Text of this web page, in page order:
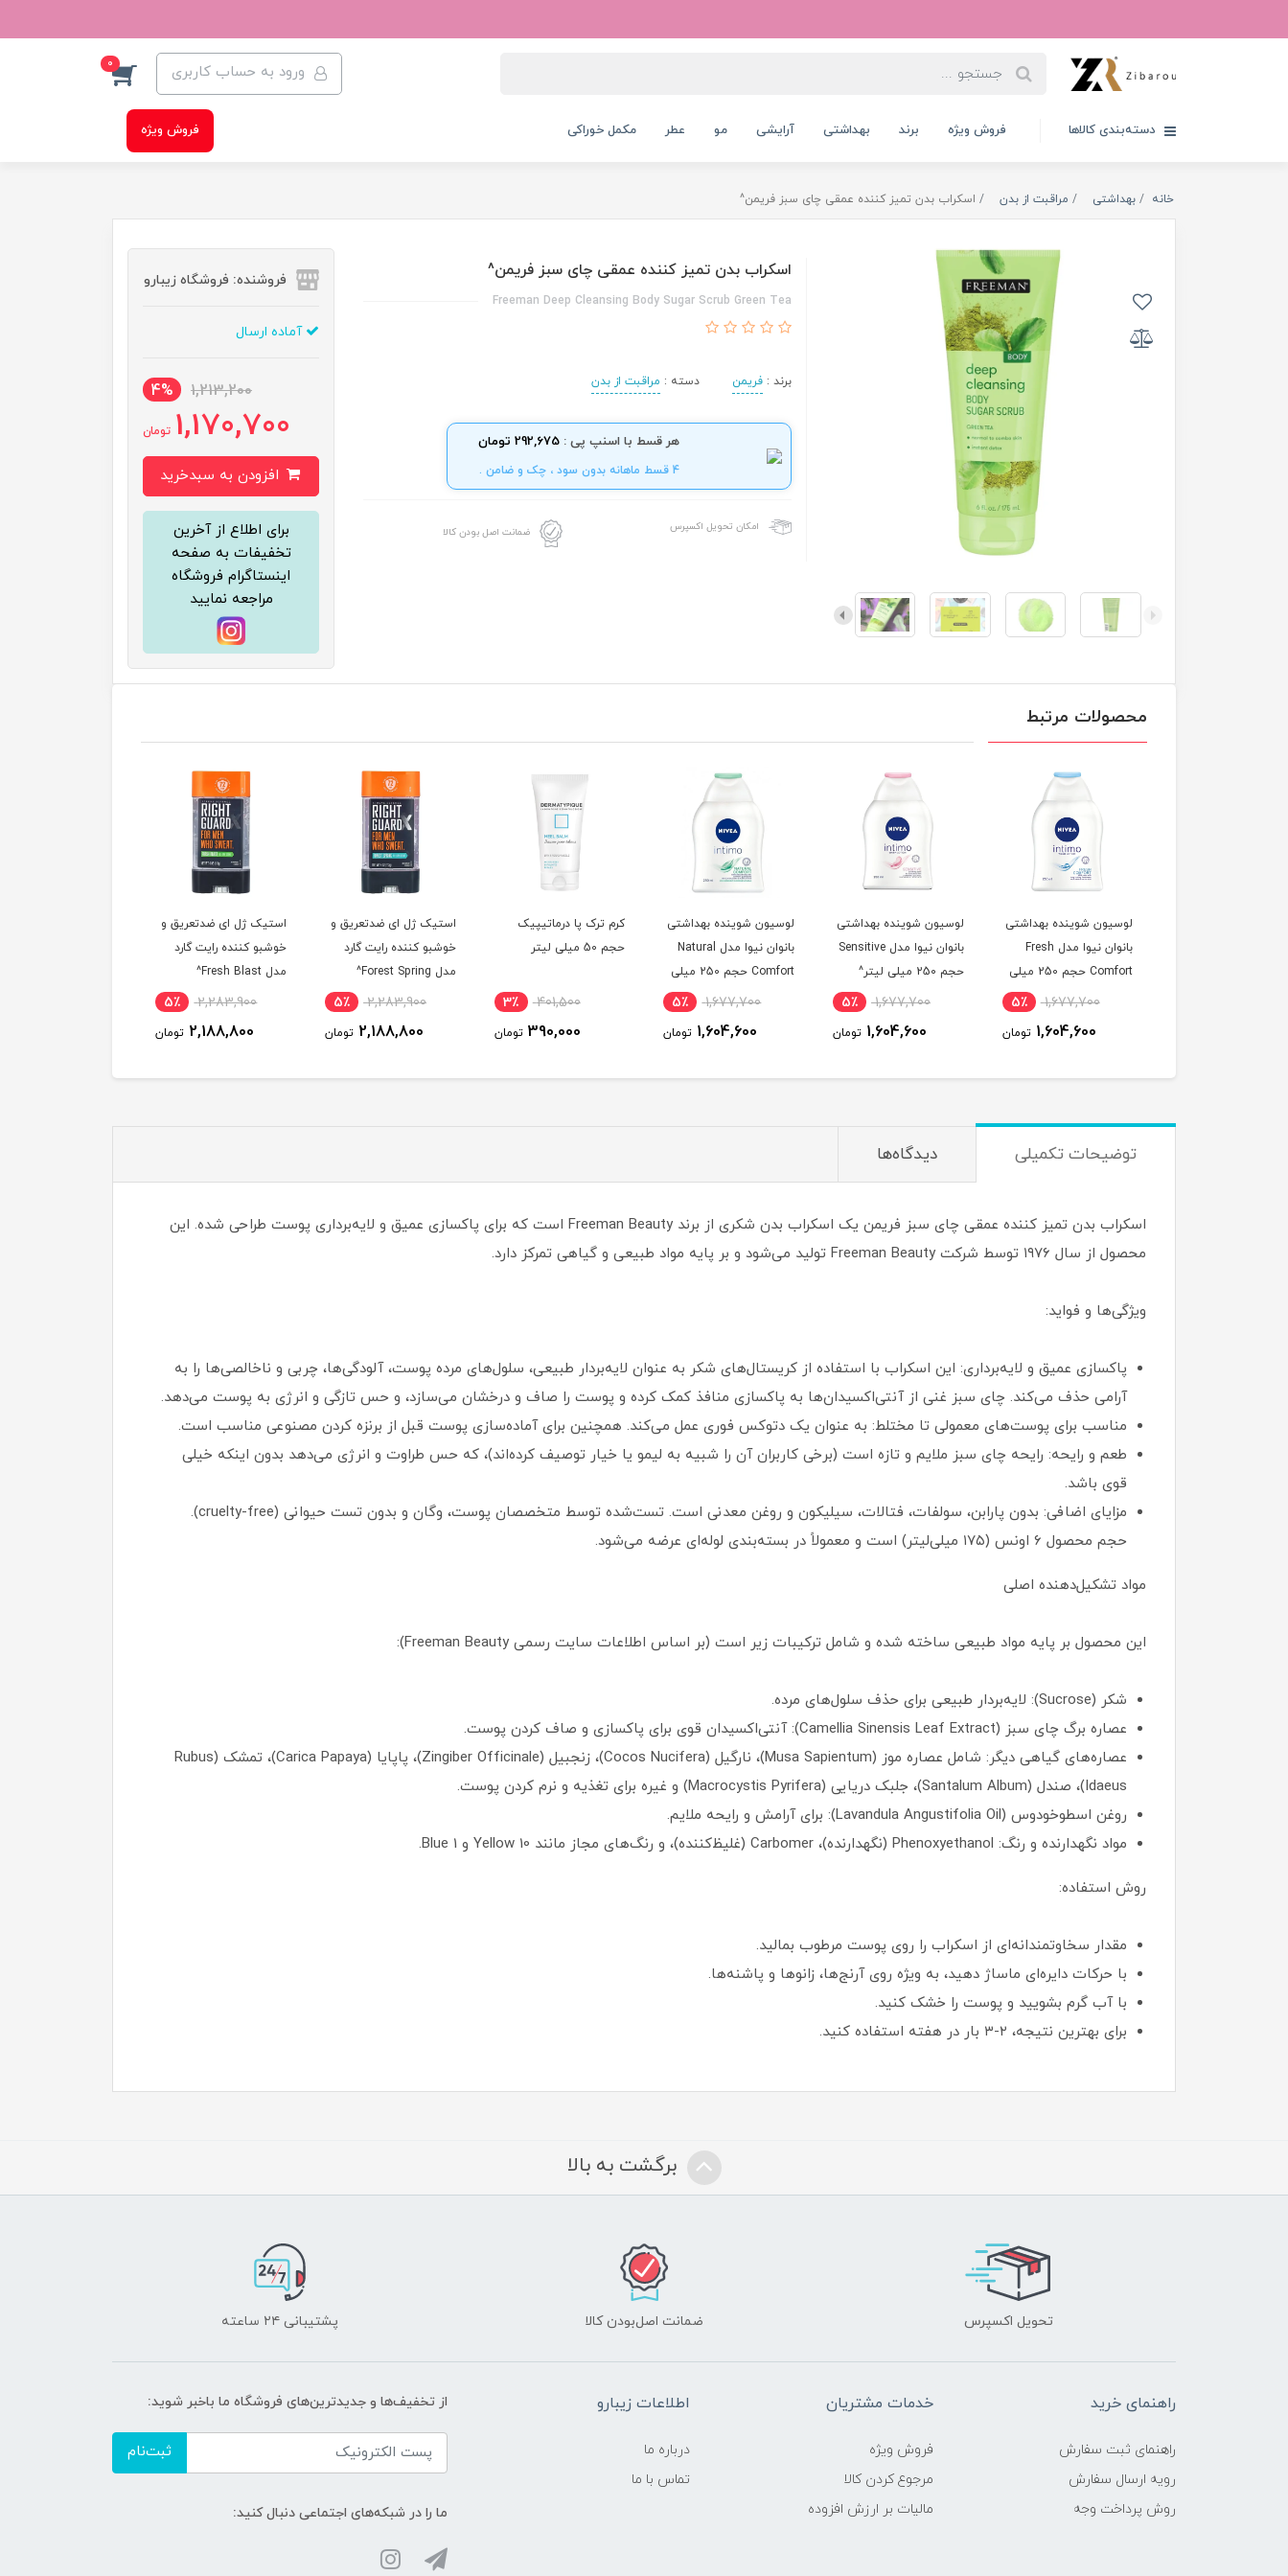
ورود به حساب کاربری 0
دسته‌بندی کالاها فروش ویژه برند بهداشتی آرایشی مو عطر مکمل خوراکی فروش ویژه
خانه بهداشتی مراقبت از بدن اسکراب بدن تمیز کننده عمقی چای سبز فریمن^
اسکراب بدن تمیز کننده عمقی چای سبز فریمن^
Freeman Deep Cleansing Body Sugar Scrub Green Tea
برند :فریمن دسته : مراقبت از بدن
هر قسط با اسنپ پی : 292,675 تومان
4 قسط ماهانه بدون سود ، چک و ضامن .
امکان تحویل اکسپرس ضمانت اصل بودن کالا
فروشنده: فروشگاه زیبارو
آماده ارسال
1,213,200
4%
1,170,700 تومان
برای اطلاع از آخرین
تخفیفات به صفحه
اینستاگرام فروشگاه
مراجعه نمایید
محصولات مرتبط
لوسیون شوینده بهداشتی
بانوان نیوا مدل Fresh
Comfort حجم 250 میلی
1,677,700 5٪
1,604,600 تومان
لوسیون شوینده بهداشتی
بانوان نیوا مدل Sensitive
حجم 250 میلی لیتر^
1,677,700 5٪
1,604,600 تومان
لوسیون شوینده بهداشتی
بانوان نیوا مدل Natural
Comfort حجم 250 میلی
1,677,700 5٪
1,604,600 تومان
کرم ترک پا درماتیپیک
حجم 50 میلی لیتر
401,500 3٪
390,000 تومان
استیک ژل ای ضدتعریق و
خوشبو کننده رایت گارد
مدل Forest Spring^
2,283,900 5٪
2,188,800 تومان
استیک ژل ای ضدتعریق و
خوشبو کننده رایت گارد
مدل Fresh Blast^
2,283,900 5٪
2,188,800 تومان
توضیحات تکمیلی دیدگاه‌ها
اسکراب بدن تمیز کننده عمقی چای سبز فریمن یک اسکراب بدن شکری از برند Freeman Beauty است که برای پاکسازی عمیق و لایه‌برداری پوست طراحی شده. این
محصول از سال ۱۹۷۶ توسط شرکت Freeman Beauty تولید می‌شود و بر پایه مواد طبیعی و گیاهی تمرکز دارد.
ویژگی‌ها و فواید:
پاکسازی عمیق و لایه‌برداری: این اسکراب با استفاده از کریستال‌های شکر به عنوان لایه‌بردار طبیعی، سلول‌های مرده پوست، آلودگی‌ها، چربی و ناخالصی‌ها را به
آرامی حذف می‌کند. چای سبز غنی از آنتی‌اکسیدان‌ها به پاکسازی منافذ کمک کرده و پوست را صاف و درخشان می‌سازد، و حس تازگی و انرژی به پوست می‌دهد.
مناسب برای پوست‌های معمولی تا مختلط: به عنوان یک دتوکس فوری عمل می‌کند. همچنین برای آماده‌سازی پوست قبل از برنزه کردن مصنوعی مناسب است.
طعم و رایحه: رایحه چای سبز ملایم و تازه است (برخی کاربران آن را شبیه به لیمو یا خیار توصیف کرده‌اند)، که حس طراوت و انرژی می‌دهد بدون اینکه خیلی
قوی باشد.
مزایای اضافی: بدون پارابن، سولفات، فتالات، سیلیکون و روغن معدنی است. تست‌شده توسط متخصصان پوست، وگان و بدون تست حیوانی (cruelty-free).
حجم محصول ۶ اونس (۱۷۵ میلی‌لیتر) است و معمولاً در بسته‌بندی لوله‌ای عرضه می‌شود.
مواد تشکیل‌دهنده اصلی
این محصول بر پایه مواد طبیعی ساخته شده و شامل ترکیبات زیر است (بر اساس اطلاعات سایت رسمی Freeman Beauty):
شکر (Sucrose): لایه‌بردار طبیعی برای حذف سلول‌های مرده.
عصاره برگ چای سبز (Camellia Sinensis Leaf Extract): آنتی‌اکسیدان قوی برای پاکسازی و صاف کردن پوست.
عصاره‌های گیاهی دیگر: شامل عصاره موز (Musa Sapientum)، نارگیل (Cocos Nucifera)، زنجبیل (Zingiber Officinale)، پاپایا (Carica Papaya)، تمشک (Rubus
Idaeus)، صندل (Santalum Album)، جلبک دریایی (Macrocystis Pyrifera) و غیره برای تغذیه و نرم کردن پوست.
روغن اسطوخودوس (Lavandula Angustifolia Oil): برای آرامش و رایحه ملایم.
مواد نگهدارنده و رنگ: Phenoxyethanol (نگهدارنده)، Carbomer (غلیظ‌کننده)، و رنگ‌های مجاز مانند Yellow 10 و Blue 1.
روش استفاده:
مقدار سخاوتمندانه‌ای از اسکراب را روی پوست مرطوب بمالید.
با حرکات دایره‌ای ماساژ دهید، به ویژه روی آرنج‌ها، زانوها و پاشنه‌ها.
با آب گرم بشویید و پوست را خشک کنید.
برای بهترین نتیجه، ۲-۳ بار در هفته استفاده کنید.
برگشت به بالا
تحویل اکسپرس ضمانت اصل‌بودن کالا پشتیبانی ۲۴ ساعته
راهنمای خرید
راهنمای ثبت سفارش
رویه ارسال سفارش
روش پرداخت وجه
خدمات مشتریان
فروش ویژه
مرجوع کردن کالا
مالیات بر ارزش افزوده
اطلاعات زیبارو
درباره ما
تماس با ما
از تخفیف‌ها و جدیدترین‌های فروشگاه ما باخبر شوید:
ثبت‌نام
ما را در شبکه‌های اجتماعی دنبال کنید: